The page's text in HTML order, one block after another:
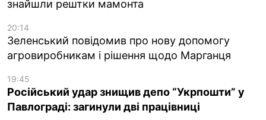
знайшли рештки мамонта
20:14
Зеленський повідомив про нову допомогу
агровиробникам і рішення щодо Марганця
19:45
Російський удар знищив депо “Укрпошти” у
Павлограді: загинули дві працівниці